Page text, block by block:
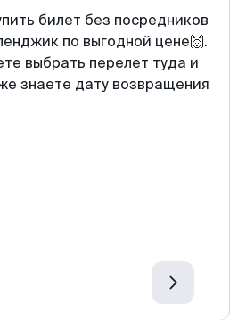
билет без посредников
по выгодной цене🙌.
выбрать перелет туда и
знаете дату возвращения